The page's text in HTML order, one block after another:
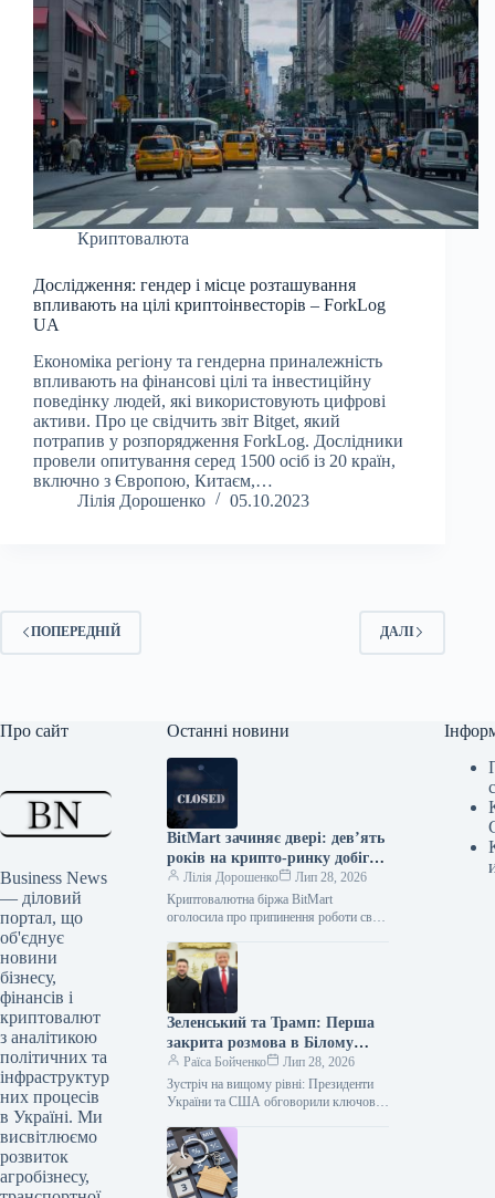
Криптовалюта
Дослідження: гендер і місце розташування
впливають на цілі криптоінвесторів – ForkLog
UA
Економіка регіону та гендерна приналежність
впливають на фінансові цілі та інвестиційну
поведінку людей, які використовують цифрові
активи. Про це свідчить звіт Bitget, який
потрапив у розпорядження ForkLog. Дослідники
провели опитування серед 1500 осіб із 20 країн,
включно з Європою, Китаєм,…
Лілія Дорошенко
05.10.2023
ПОПЕРЕДНІЙ ДАЛІ
Про сайт
Business News
— діловий
портал, що
об'єднує
новини
бізнесу,
фінансів і
криптовалют
з аналітикою
політичних та
інфраструктур
них процесів
в Україні. Ми
висвітлюємо
розвиток
агробізнесу,
Останні новини
BitMart зачиняє двері: дев’ять
років на крипто-ринку добігли
кінця
Лілія Дорошенко
Лип 28, 2026
Криптовалютна біржа BitMart
оголосила про припинення роботи своєї
років діяльності. У неділю, 26 липня,
біржа припинила…
Зеленський та Трамп: Перша
закрита розмова в Білому
домі.Раїса Бойченко
Лип 28, 2026
Зустріч на вищому рівні: Президенти
України та США обговорили ключові
t.me/V_Zelenskiy_official У серці
американської дипломатії,…